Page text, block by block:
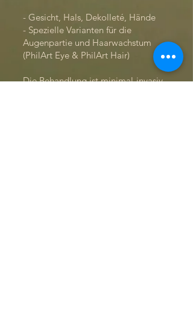
- Gesicht, Hals, Dekolleté, Hände
- Spezielle Varianten für die
Augenpartie und Haarwachstum
(PhilArt Eye & PhilArt Hair)
Die Behandlung ist minimal-invasiv